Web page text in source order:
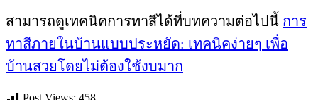
สามารถดูเทคนิคการทาสีได้ที่บทความต่อไปนี้ การ
ทาสีภายในบ้านแบบประหยัด: เทคนิคง่ายๆ เพื่อ
บ้านสวยโดยไม่ต้องใช้งบมาก